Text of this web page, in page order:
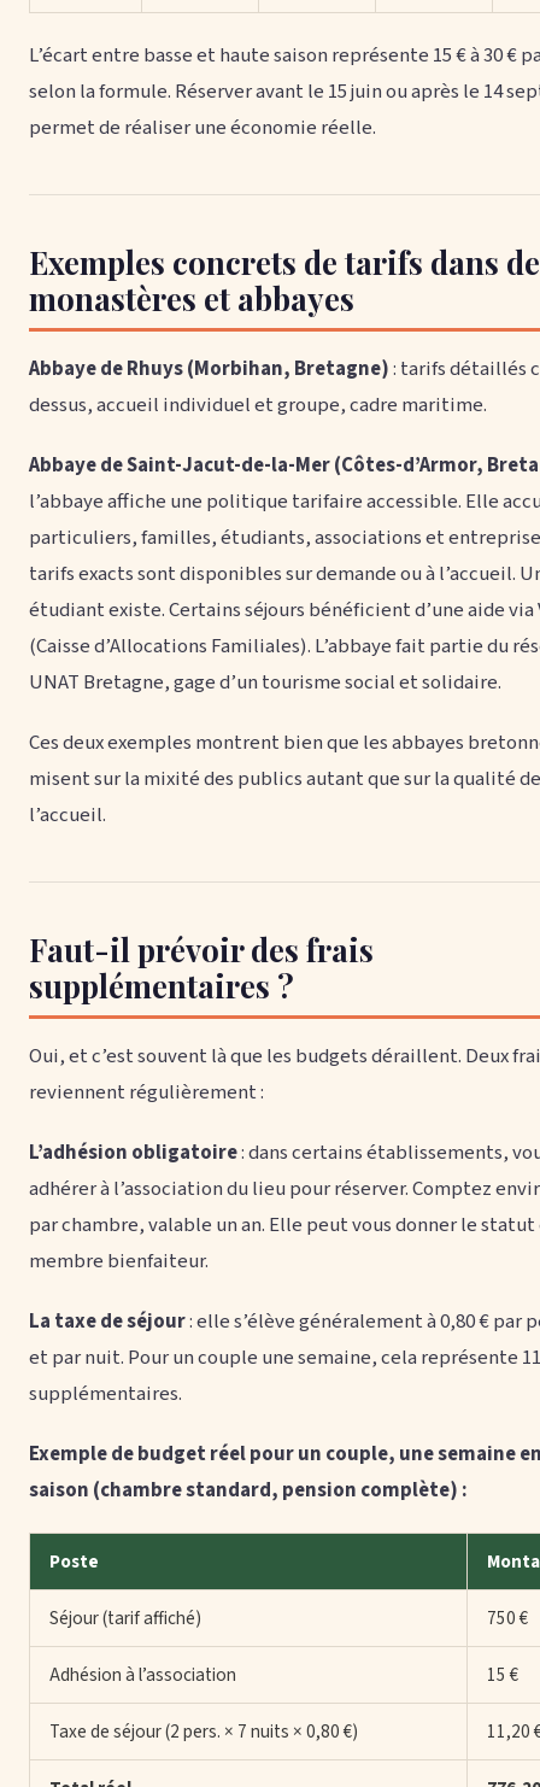
L’écart entre basse et haute saison représente 15 € à 30 €
selon la formule. Réserver avant le 15 juin ou après le 14
permet de réaliser une économie réelle.
Exemples concrets de tarifs dans
monastères et abbayes
Abbaye de Rhuys (Morbihan, Bretagne): tarifs détaillés
dessus, accueil individuel et groupe, cadre maritime.
Abbaye de Saint-Jacut-de-la-Mer (Côtes-d’Armor,
l’abbaye affiche une politique tarifaire accessible. Elle
particuliers, familles, étudiants, associations et
tarifs exacts sont disponibles sur demande ou à l’accueil.
étudiant existe. Certains séjours bénéficient d’une aide via
(Caisse d’Allocations Familiales). L’abbaye fait partie du
UNAT Bretagne, gage d’un tourisme social et solidaire.
Ces deux exemples montrent bien que les abbayes
misent sur la mixité des publics autant que sur la qualité de
l’accueil.
Faut-il prévoir des frais
supplémentaires ?
Oui, et c’est souvent là que les budgets déraillent. Deux
reviennent régulièrement :
L’adhésion obligatoire: dans certains établissements,
adhérer à l’association du lieu pour réserver. Comptez
par chambre, valable un an. Elle peut vous donner le statut
membre bienfaiteur.
La taxe de séjour: elle s’élève généralement à 0,80 € par
et par nuit. Pour un couple une semaine, cela représente
supplémentaires.
Exemple de budget réel pour un couple, une semaine
saison (chambre standard, pension complète) :
Poste
Séjour (tarif affiché) 750 €
Adhésion à l’association 15 €
Taxe de séjour (2 pers. × 7 nuits × 0,80 €) 11,20